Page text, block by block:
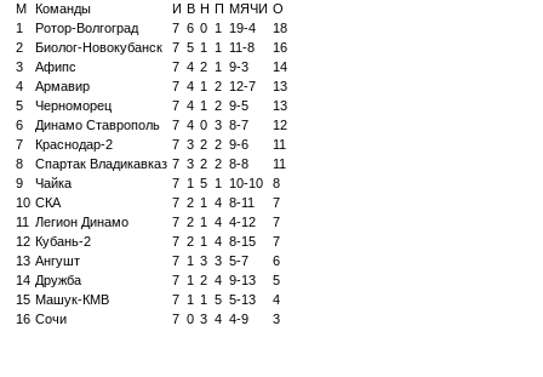
М Команды И В Н П МЯЧИ О
1
Ротор-Волгоград 7 6 0 1 19-4
18
2
Биолог-Новокубанск 7 5 1 1 11-8
16
3
Афипс 7 4 2 1 9-3
14
4
Армавир 7 4 1 2 12-7
13
5
Черноморец 7 4 1 2 9-5
13
6
Динамо Ставрополь 7 4 0 3 8-7
12
7
Краснодар-2 7 3 2 2 9-6
11
8
Спартак Владикавказ 7 3 2 2 8-8
11
9
Чайка 7 1 5 1 10-10
8
10 СКА 7 2 1 4 8-11
7
11
Легион Динамо 7 2 1 4 4-12
7
12 Кубань-2 7 2 1 4 8-15
7
13 Ангушт 7 1 3 3 5-7
6
14 Дружба 7 1 2 4 9-13
5
15 Машук-КМВ 7 1 1 5 5-13
4
16 Сочи 7 0 3 4 4-9 3